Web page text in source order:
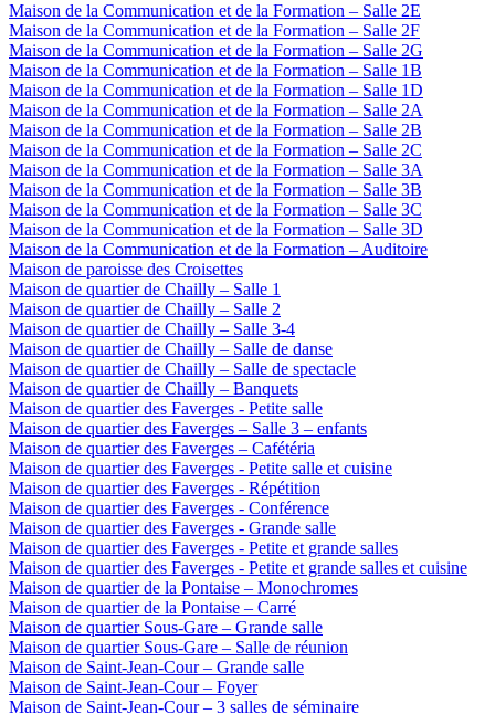
Maison de la Communication et de la Formation – Salle 2E
Maison de la Communication et de la Formation – Salle 2F
Maison de la Communication et de la Formation – Salle 2G
Maison de la Communication et de la Formation – Salle 1B
Maison de la Communication et de la Formation – Salle 1D
Maison de la Communication et de la Formation – Salle 2A
Maison de la Communication et de la Formation – Salle 2B
Maison de la Communication et de la Formation – Salle 2C
Maison de la Communication et de la Formation – Salle 3A
Maison de la Communication et de la Formation – Salle 3B
Maison de la Communication et de la Formation – Salle 3C
Maison de la Communication et de la Formation – Salle 3D
Maison de la Communication et de la Formation – Auditoire
Maison de paroisse des Croisettes
Maison de quartier de Chailly – Salle 1
Maison de quartier de Chailly – Salle 2
Maison de quartier de Chailly – Salle 3-4
Maison de quartier de Chailly – Salle de danse
Maison de quartier de Chailly – Salle de spectacle
Maison de quartier de Chailly – Banquets
Maison de quartier des Faverges - Petite salle
Maison de quartier des Faverges – Salle 3 – enfants
Maison de quartier des Faverges – Cafétéria
Maison de quartier des Faverges - Petite salle et cuisine
Maison de quartier des Faverges - Répétition
Maison de quartier des Faverges - Conférence
Maison de quartier des Faverges - Grande salle
Maison de quartier des Faverges - Petite et grande salles
Maison de quartier des Faverges - Petite et grande salles et cuisine
Maison de quartier de la Pontaise – Monochromes
Maison de quartier de la Pontaise – Carré
Maison de quartier Sous-Gare – Grande salle
Maison de quartier Sous-Gare – Salle de réunion
Maison de Saint-Jean-Cour – Grande salle
Maison de Saint-Jean-Cour – Foyer
Maison de Saint-Jean-Cour – 3 salles de séminaire